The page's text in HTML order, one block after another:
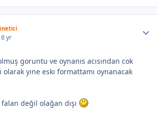
yr
goruntu ve oynanıs acısından cok
yıne eskı formattamı oynanacak
değil olağan dışı